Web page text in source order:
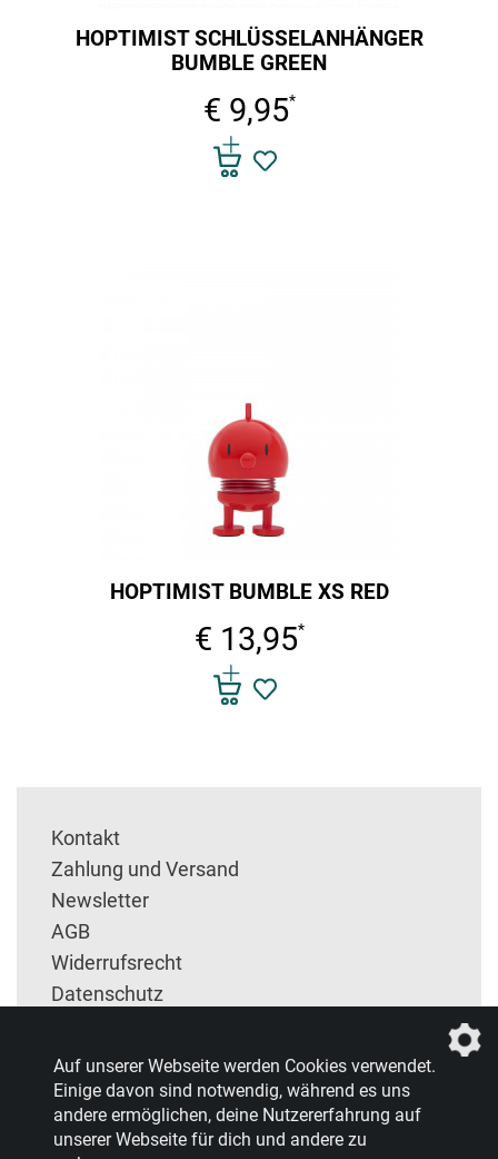
HOPTIMIST SCHLÜSSELANHÄNGER
BUMBLE GREEN
€ 9,95*
HOPTIMIST BUMBLE XS RED
€ 13,95*
Kontakt
Zahlung und Versand
Newsletter
AGB
Widerrufsrecht
Datenschutz
Entsorgung und Rückgabe
Auf unserer Webseite werden Cookies verwendet.
Einige davon sind notwendig, während es uns
andere ermöglichen, deine Nutzererfahrung auf
unserer Webseite für dich und andere zu